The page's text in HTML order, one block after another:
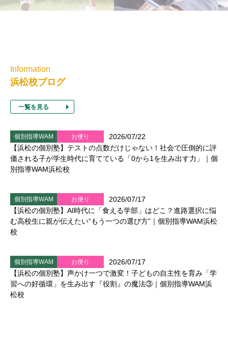
Information
浜松校ブログ
一覧を見る
個別指導WAM お便り
2026/07/22
【浜松の個別塾】テストの点数だけじゃない！社会で圧倒的に評
価される子が学生時代に育てている「0から1を生み出す力」｜個
別指導WAM浜松校
個別指導WAM お便り
2026/07/17
【浜松の個別塾】AI時代に「食える学部」はどこ？進路選択に悩
む高校生に親が伝えたい“もう一つの選び方”｜個別指導WAM浜松
校
個別指導WAM お便り
2026/07/17
【浜松の個別塾】声かけ一つで激変！子どもの自主性を育み「学
習への好循環」を生み出す『役割』の魔法③｜個別指導WAM浜
松校